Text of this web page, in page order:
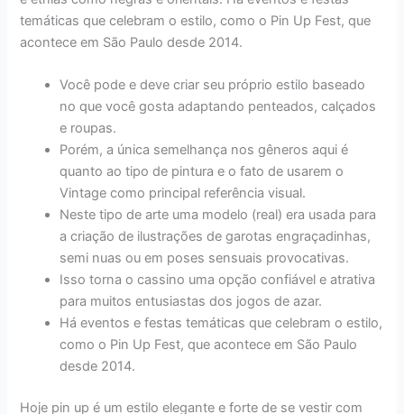
temáticas que celebram o estilo, como o Pin Up Fest, que
acontece em São Paulo desde 2014.
Você pode e deve criar seu próprio estilo baseado
no que você gosta adaptando penteados, calçados
e roupas.
Porém, a única semelhança nos gêneros aqui é
quanto ao tipo de pintura e o fato de usarem o
Vintage como principal referência visual.
Neste tipo de arte uma modelo (real) era usada para
a criação de ilustrações de garotas engraçadinhas,
semi nuas ou em poses sensuais provocativas.
Isso torna o cassino uma opção confiável e atrativa
para muitos entusiastas dos jogos de azar.
Há eventos e festas temáticas que celebram o estilo,
como o Pin Up Fest, que acontece em São Paulo
desde 2014.
Hoje pin up é um estilo elegante e forte de se vestir com